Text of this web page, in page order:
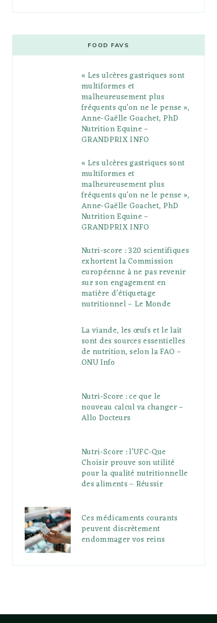
b
t
g
l
e
P
l
s
t
a
g
r
a
e
r
e
s
o
l
r
FOOD FAVS
« Les ulcères gastriques sont
multiformes et
malheureusement plus
fréquents qu’on ne le pense »,
Anne-Gaëlle Goachet, PhD
Nutrition Equine –
GRANDPRIX INFO
« Les ulcères gastriques sont
multiformes et
malheureusement plus
fréquents qu’on ne le pense »,
Anne-Gaëlle Goachet, PhD
Nutrition Equine –
GRANDPRIX INFO
Nutri-score : 320 scientifiques
exhortent la Commission
européenne à ne pas revenir
sur son engagement en
matière d’étiquetage
nutritionnel – Le Monde
La viande, les œufs et le lait
sont des sources essentielles
de nutrition, selon la FAO –
ONU Info
Nutri-Score : ce que le
nouveau calcul va changer –
Allo Docteurs
Nutri-Score : l’UFC-Que
Choisir prouve son utilité
pour la qualité nutritionnelle
des aliments – Réussir
Ces médicaments courants
peuvent discrètement
endommager vos reins